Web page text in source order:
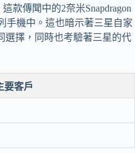
款傳聞中的2奈米Snapdragon
手機中。這也暗示著三星自家
選擇，同時也考驗著三星的代
要客戶